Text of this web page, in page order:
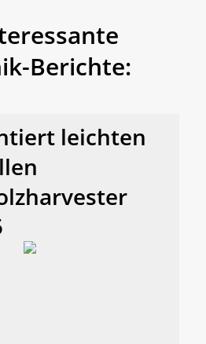
Berichte:
leichten